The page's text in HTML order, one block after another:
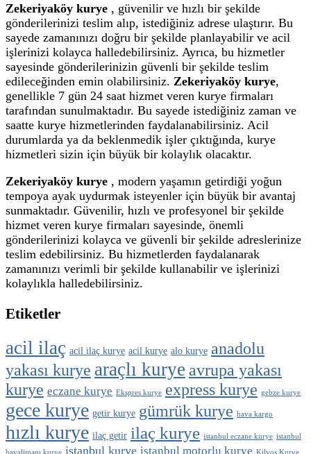
Zekeriyaköy kurye , güvenilir ve hızlı bir şekilde
gönderilerinizi teslim alıp, istediğiniz adrese ulaştırır. Bu
sayede zamanınızı doğru bir şekilde planlayabilir ve acil
işlerinizi kolayca halledebilirsiniz. Ayrıca, bu hizmetler
sayesinde gönderilerinizin güvenli bir şekilde teslim
edileceğinden emin olabilirsiniz. Zekeriyaköy kurye,
genellikle 7 gün 24 saat hizmet veren kurye firmaları
tarafından sunulmaktadır. Bu sayede istediğiniz zaman ve
saatte kurye hizmetlerinden faydalanabilirsiniz. Acil
durumlarda ya da beklenmedik işler çıktığında, kurye
hizmetleri sizin için büyük bir kolaylık olacaktır.
Zekeriyaköy kurye , modern yaşamın getirdiği yoğun
tempoya ayak uydurmak isteyenler için büyük bir avantaj
sunmaktadır. Güvenilir, hızlı ve profesyonel bir şekilde
hizmet veren kurye firmaları sayesinde, önemli
gönderilerinizi kolayca ve güvenli bir şekilde adreslerinize
teslim edebilirsiniz. Bu hizmetlerden faydalanarak
zamanınızı verimli bir şekilde kullanabilir ve işlerinizi
kolaylıkla halledebilirsiniz.
Etiketler
acil ilaç acil ilaç kurye acil kurye alo kurye anadolu
yakası kurye araçlı kurye avrupa yakası
kurye eczane kurye Ekspres kurye express kurye gebze kurye
gece kurye getir kurye gümrük kurye hava kargo
hızlı kurye ilaç getir ilaç kurye istanbul eczane kurye istanbul
havalimanı kurye istanbul kurye istanbul motorlu kurye Kilyos Kurye